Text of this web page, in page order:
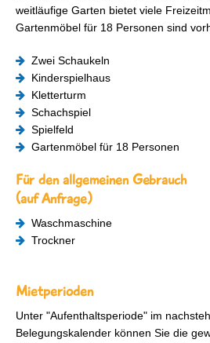
weitläufige Garten bietet viele
Gartenmöbel für 18 Personen sind
Zwei Schaukeln
Kinderspielhaus
Kletterturm
Schachspiel
Spielfeld
Gartenmöbel für 18 Personen
Für den allgemeinen Gebrauch
(auf Anfrage)
Waschmaschine
Trockner
Mietperioden
Unter "Aufenthaltsperiode" im
Belegungskalender können Sie die